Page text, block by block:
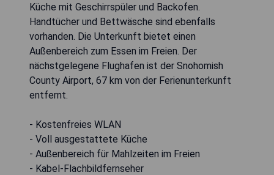
Küche mit Geschirrspüler und Backofen.
Handtücher und Bettwäsche sind ebenfalls
vorhanden. Die Unterkunft bietet einen
Außenbereich zum Essen im Freien. Der
nächstgelegene Flughafen ist der Snohomish
County Airport, 67 km von der Ferienunterkunft
entfernt.
- Kostenfreies WLAN
- Voll ausgestattete Küche
- Außenbereich für Mahlzeiten im Freien
- Kabel-Flachbildfernseher